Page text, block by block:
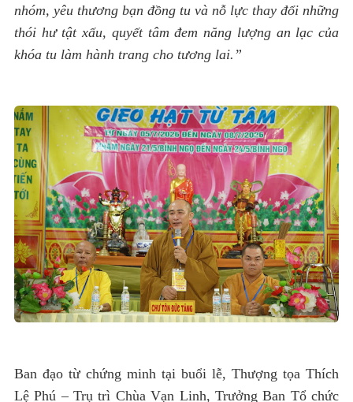
nhóm, yêu thương bạn đồng tu và nỗ lực thay đổi những
thói hư tật xấu, quyết tâm đem năng lượng an lạc của
khóa tu làm hành trang cho tương lai.”
Ban đạo từ chứng minh tại buổi lễ, Thượng tọa Thích
Lệ Phú – Trụ trì Chùa Vạn Linh, Trưởng Ban Tổ chức